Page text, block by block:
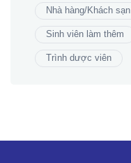
Nhà hàng/Khách sạn
Sinh viên làm thêm
Trình dược viên